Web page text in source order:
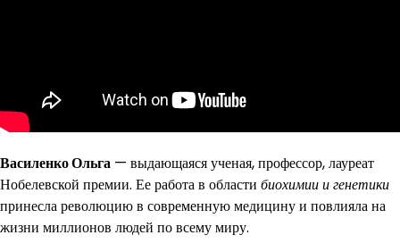
Василенко Ольга — выдающаяся ученая, профессор, лауреат
Нобелевской премии. Ее работа в области биохимии и генетики
принесла революцию в современную медицину и повлияла на
жизни миллионов людей по всему миру.